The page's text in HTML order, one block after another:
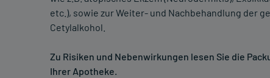
etc.), sowie zur Weiter- und Nachbehandlung der
Cetylalkohol.
Zu Risiken und Nebenwirkungen lesen Sie die
Ihrer Apotheke.